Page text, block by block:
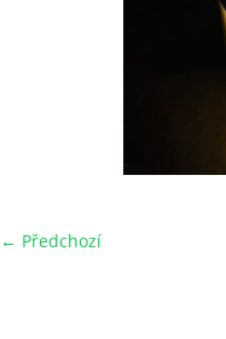
← Předchozí